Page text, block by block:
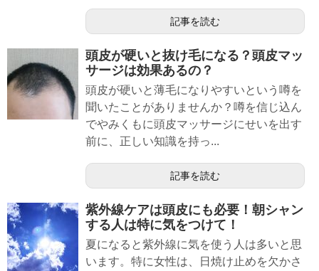
記事を読む
頭皮が硬いと抜け毛になる？頭皮マッ
サージは効果あるの？
頭皮が硬いと薄毛になりやすいという噂を
聞いたことがありませんか？噂を信じ込ん
でやみくもに頭皮マッサージにせいを出す
前に、正しい知識を持っ...
記事を読む
紫外線ケアは頭皮にも必要！朝シャン
する人は特に気をつけて！
夏になると紫外線に気を使う人は多いと思
います。特に女性は、日焼け止めを欠かさ